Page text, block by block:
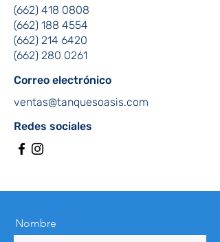
(662) 418 0808
(662) 188 4554
(662) 214 6420
(662) 280 0261
Correo electrónico
ventas@tanquesoasis.com
Redes sociales
Nombre